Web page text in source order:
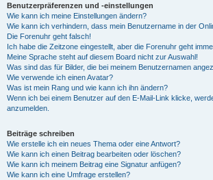
Benutzerpräferenzen und -einstellungen
Wie kann ich meine Einstellungen ändern?
Wie kann ich verhindern, dass mein Benutzername in der
Die Forenuhr geht falsch!
Ich habe die Zeitzone eingestellt, aber die Forenuhr geht
Meine Sprache steht auf diesem Board nicht zur Auswahl!
Was sind das für Bilder, die bei meinem Benutzernamen
Wie verwende ich einen Avatar?
Was ist mein Rang und wie kann ich ihn ändern?
Wenn ich bei einem Benutzer auf den E-Mail-Link klicke,
anzumelden.
Beiträge schreiben
Wie erstelle ich ein neues Thema oder eine Antwort?
Wie kann ich einen Beitrag bearbeiten oder löschen?
Wie kann ich meinem Beitrag eine Signatur anfügen?
Wie kann ich eine Umfrage erstellen?